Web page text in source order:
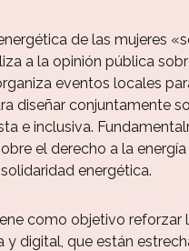
de las mujeres
a la opinión pública
eventos locales
diseñar conjuntamente
e inclusiva.
el derecho a la energía
energética.
como objetivo reforzar
digital, que están